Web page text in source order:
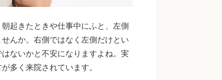
起きたときや仕事中にふと、左側
んか。右側ではなく左側だけとい
ないかと不安になりますよね。実
多く来院されています。